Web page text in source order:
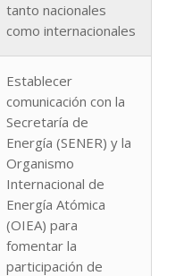
tanto nacionales
como internacionales
Establecer
comunicación con la
Secretaría de
Energía (SENER) y la
Organismo
Internacional de
Energía Atómica
(OIEA) para
fomentar la
participación de